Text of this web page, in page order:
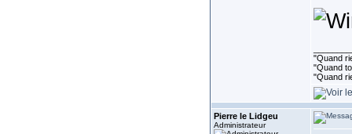
"Quand
"Quand
"Quand
Pierre le Lidgeu
Administrateur